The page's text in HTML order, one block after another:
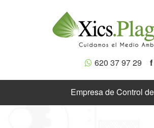
620 37 97 29 f
Empresa de Control